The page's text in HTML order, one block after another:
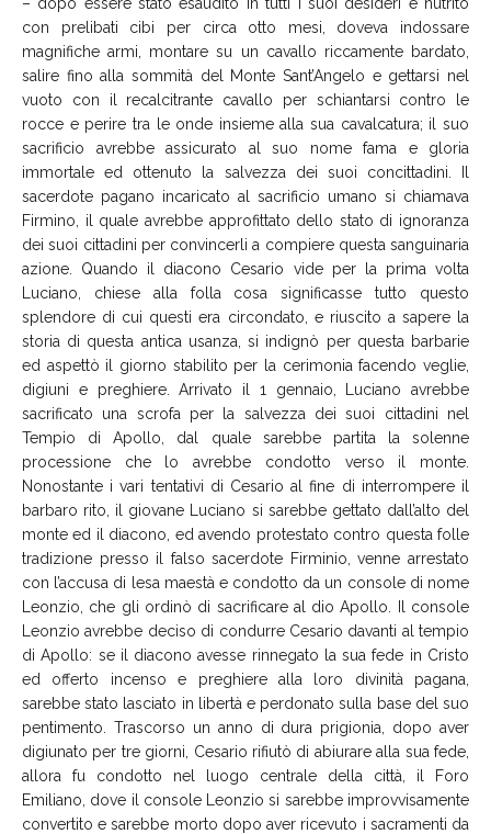
con prelibati cibi per circa otto mesi, doveva indossare
magnifiche armi, montare su un cavallo riccamente bardato,
salire fino alla sommità del Monte Sant’Angelo e gettarsi nel
vuoto con il recalcitrante cavallo per schiantarsi contro le
rocce e perire tra le onde insieme alla sua cavalcatura; il suo
sacrificio avrebbe assicurato al suo nome fama e gloria
immortale ed ottenuto la salvezza dei suoi concittadini. Il
sacerdote pagano incaricato al sacrificio umano si chiamava
Firmino, il quale avrebbe approfittato dello stato di ignoranza
dei suoi cittadini per convincerli a compiere questa sanguinaria
azione. Quando il diacono Cesario vide per la prima volta
Luciano, chiese alla folla cosa significasse tutto questo
splendore di cui questi era circondato, e riuscito a sapere la
storia di questa antica usanza, si indignò per questa barbarie
ed aspettò il giorno stabilito per la cerimonia facendo veglie,
digiuni e preghiere. Arrivato il 1 gennaio, Luciano avrebbe
sacrificato una scrofa per la salvezza dei suoi cittadini nel
Tempio di Apollo, dal quale sarebbe partita la solenne
processione che lo avrebbe condotto verso il monte.
Nonostante i vari tentativi di Cesario al fine di interrompere il
barbaro rito, il giovane Luciano si sarebbe gettato dall’alto del
monte ed il diacono, ed avendo protestato contro questa folle
tradizione presso il falso sacerdote Firminio, venne arrestato
con l’accusa di lesa maestà e condotto da un console di nome
Leonzio, che gli ordinò di sacrificare al dio Apollo. Il console
Leonzio avrebbe deciso di condurre Cesario davanti al tempio
di Apollo: se il diacono avesse rinnegato la sua fede in Cristo
ed offerto incenso e preghiere alla loro divinità pagana,
sarebbe stato lasciato in libertà e perdonato sulla base del suo
pentimento. Trascorso un anno di dura prigionia, dopo aver
digiunato per tre giorni, Cesario rifiutò di abiurare alla sua fede,
allora fu condotto nel luogo centrale della città, il Foro
Emiliano, dove il console Leonzio si sarebbe improvvisamente
convertito e sarebbe morto dopo aver ricevuto i sacramenti da